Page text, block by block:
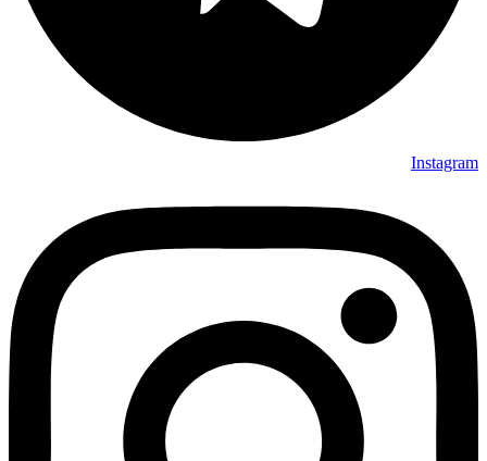
Instagram